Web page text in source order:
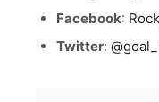
Facebook:
Twitter: